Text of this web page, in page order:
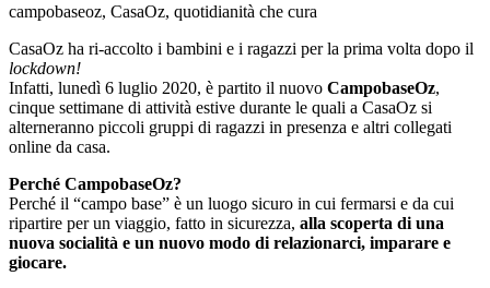
campobaseoz, CasaOz, quotidianità che cura
CasaOz ha ri-accolto i bambini e i ragazzi per la prima volta dopo il
lockdown!
Infatti, lunedì 6 luglio 2020, è partito il nuovo CampobaseOz,
cinque settimane di attività estive durante le quali a CasaOz si
alterneranno piccoli gruppi di ragazzi in presenza e altri collegati
online da casa.
Perché CampobaseOz?
Perché il “campo base” è un luogo sicuro in cui fermarsi e da cui
ripartire per un viaggio, fatto in sicurezza, alla scoperta di una
nuova socialità e un nuovo modo di relazionarci, imparare e
giocare.